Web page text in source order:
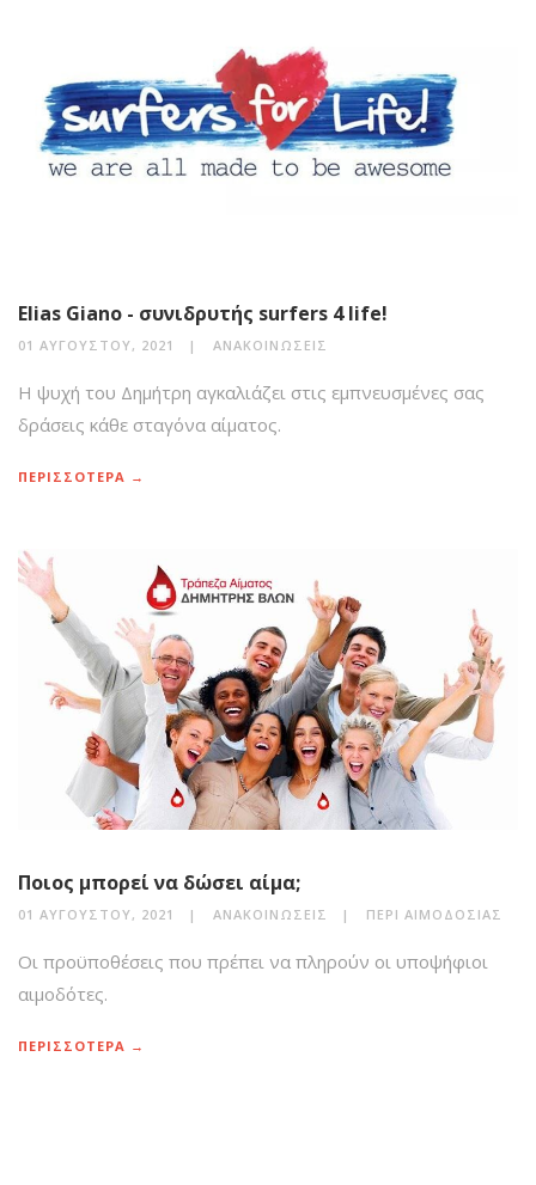
Elias Giano - συνιδρυτής surfers 4 life!
01 ΑΥΓΟΎΣΤΟΥ, 2021 ΑΝΑΚΟΙΝΏΣΕΙΣ
Η ψυχή του Δημήτρη αγκαλιάζει στις εμπνευσμένες σας
δράσεις κάθε σταγόνα αίματος.
ΠΕΡΙΣΣΟΤΕΡΑ →
Ποιος μπορεί να δώσει αίμα;
01 ΑΥΓΟΎΣΤΟΥ, 2021 ΑΝΑΚΟΙΝΏΣΕΙΣ ΠΕΡΊ ΑΙΜΟΔΟΣΊΑΣ
Οι προϋποθέσεις που πρέπει να πληρούν οι υποψήφιοι
αιμοδότες.
ΠΕΡΙΣΣΟΤΕΡΑ →